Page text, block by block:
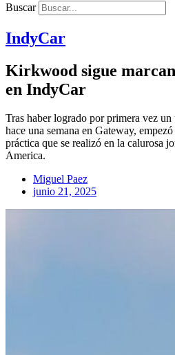
Buscar
IndyCar
Kirkwood sigue
en IndyCar
Tras haber logrado por primera vez
hace una semana en Gateway,
práctica que se realizó en la calurosa
America.
Miguel Paez
junio 21, 2025